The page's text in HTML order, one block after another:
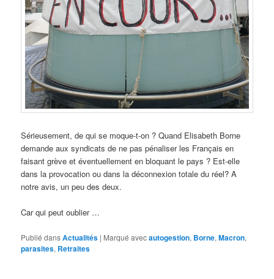
Sérieusement, de qui se moque-t-on ? Quand Elisabeth Borne
demande aux syndicats de ne pas pénaliser les Français en
faisant grève et éventuellement en bloquant le pays ? Est-elle
dans la provocation ou dans la déconnexion totale du réel? A
notre avis, un peu des deux.
Car qui peut oublier …
Publié dansActualités | Marqué avecautogestion, Borne,Macron,
parasites, Retraites